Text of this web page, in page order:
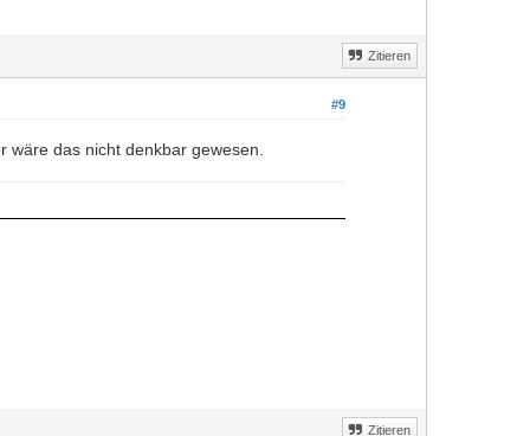
Zitieren
#9
das nicht denkbar gewesen.
Zitieren